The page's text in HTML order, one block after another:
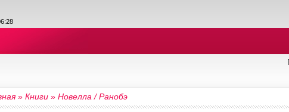
»Книги »Новелла / Ранобэ